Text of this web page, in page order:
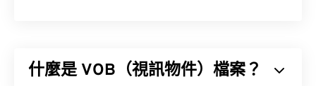
什麼是 VOB（視訊物件）檔案？